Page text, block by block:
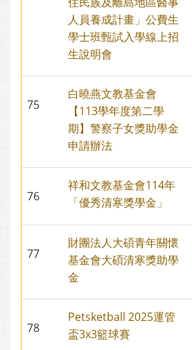
人員養成計畫」公費生
學士班甄試入學線上招
生說明會
75
白曉燕文教基金會
【113學年度第二學
期】警察子女獎助學金
申請辦法
76
祥和文教基金會114年
「優秀清寒獎學金」
77
財團法人大碩青年關懷
基金會大碩清寒獎助學
金
78
Petsketball 2025運管
盃3x3籃球賽